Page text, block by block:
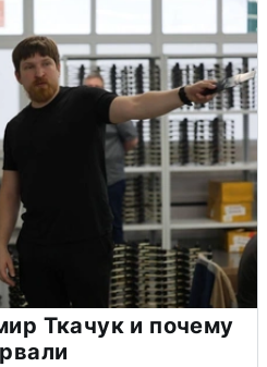
Ткачук и почему